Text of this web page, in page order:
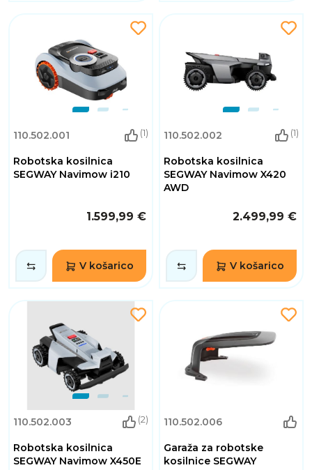
110.502.001 (1)
Robotska kosilnica
SEGWAY Navimow i210
1.599,99 €
V košarico
110.502.002 (1)
Robotska kosilnica
SEGWAY Navimow X420
AWD
2.499,99 €
V košarico
110.502.003 (2)
Robotska kosilnica
SEGWAY Navimow X450E
110.502.006
Garaža za robotske
kosilnice SEGWAY